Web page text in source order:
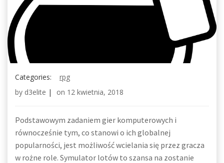
Categories:
rpg
by d3elite | on 12 kwietnia, 2018
Podstawowym zadaniem gier komputerowych i
równocześnie tym, co stanowi o ich globalnej
popularności, jest możliwość wcielania się przez gracza
w rożne role. Symulator lotów to szansa na zostanie